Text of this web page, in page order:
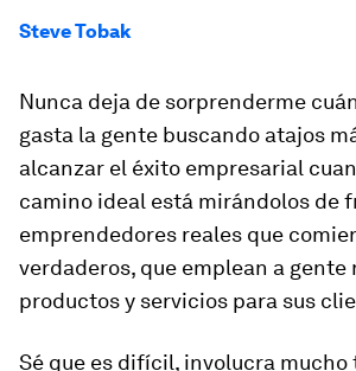
Steve Tobak
Nunca deja de sorprenderme
gasta la gente buscando atajos
alcanzar el éxito empresarial
camino ideal está mirándolos de
emprendedores reales que
verdaderos, que emplean a gente
productos y servicios para sus
Sé que es difícil, involucra mucho